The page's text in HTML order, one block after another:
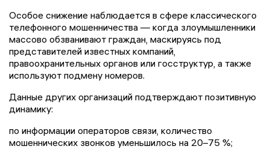
Особое снижение наблюдается в сфере классического
телефонного мошенничества — когда злоумышленники
массово обзванивают граждан, маскируясь под
представителей известных компаний,
правоохранительных органов или госструктур, а также
используют подмену номеров.
Данные других организаций подтверждают позитивную
динамику:
по информации операторов связи, количество
мошеннических звонков уменьшилось на 20–75 %;